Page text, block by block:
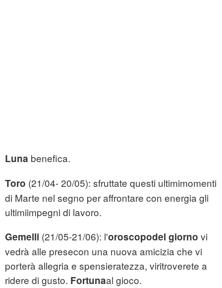
Luna benefica.
Toro (21/04- 20/05): sfruttate questi ultimimomenti
di Marte nel segno per affrontare con energia gli
ultimiimpegni di lavoro.
Gemelli (21/05-21/06): l'oroscopodel giorno vi
vedrà alle presecon una nuova amicizia che vi
porterà allegria e spensieratezza, viritroverete a
ridere di gusto. Fortunaal gioco.